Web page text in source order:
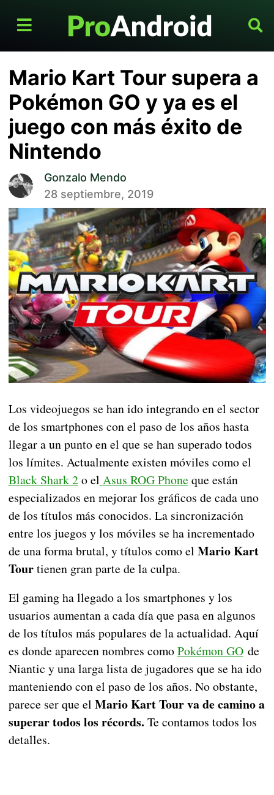
Mario Kart Tour supera a
Pokémon GO y ya es el
juego con más éxito de
Nintendo
Gonzalo Mendo
28 septiembre, 2019
Los videojuegos se han ido integrando en el sector
de los smartphones con el paso de los años hasta
llegar a un punto en el que se han superado todos
los límites. Actualmente existen móviles como el
Black Shark 2o el Asus ROG Phone que están
especializados en mejorar los gráficos de cada uno
de los títulos más conocidos. La sincronización
entre los juegos y los móviles se ha incrementado
de una forma brutal, y títulos como el Mario Kart
Tourtienen gran parte de la culpa.
El gaming ha llegado a los smartphones y los
usuarios aumentan a cada día que pasa en algunos
de los títulos más populares de la actualidad. Aquí
es donde aparecen nombres comoPokémon GOde
Niantic y una larga lista de jugadores que se ha ido
manteniendo con el paso de los años. No obstante,
parece ser que el Mario Kart Tour va de camino a
superar todos los récords. Te contamos todos los
detalles.